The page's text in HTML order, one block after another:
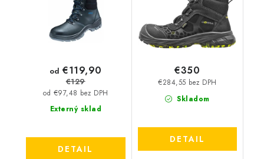
Externý sklad
od €97,48 bez DPH
od €119,90
€129
DETAIL
Skladom
€284,55 bez DPH
€350
DETAIL